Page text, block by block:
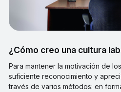
¿Cómo creo una cultura
Para mantener la motivación de
suficiente reconocimiento y
través de varios métodos: en